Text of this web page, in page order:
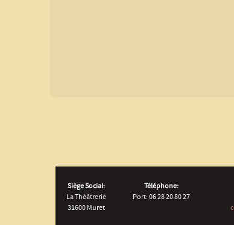
Siège Social:
La Théâtrerie
31600 Muret
Téléphone:
Port: 06 28 20 80 27